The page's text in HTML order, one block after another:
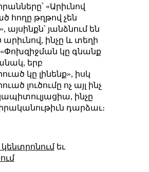
«Արիւնով
հողը թղթով չեն
այսինքն՝ յանձնում են
արիւնով, ինչը և տեղի
«Փոխզիջման կը գնանք
երբ
կը լինենք», իսկ
լուծումը ոչ այլ ինչ
ինչը
դարձաւ։
եւ